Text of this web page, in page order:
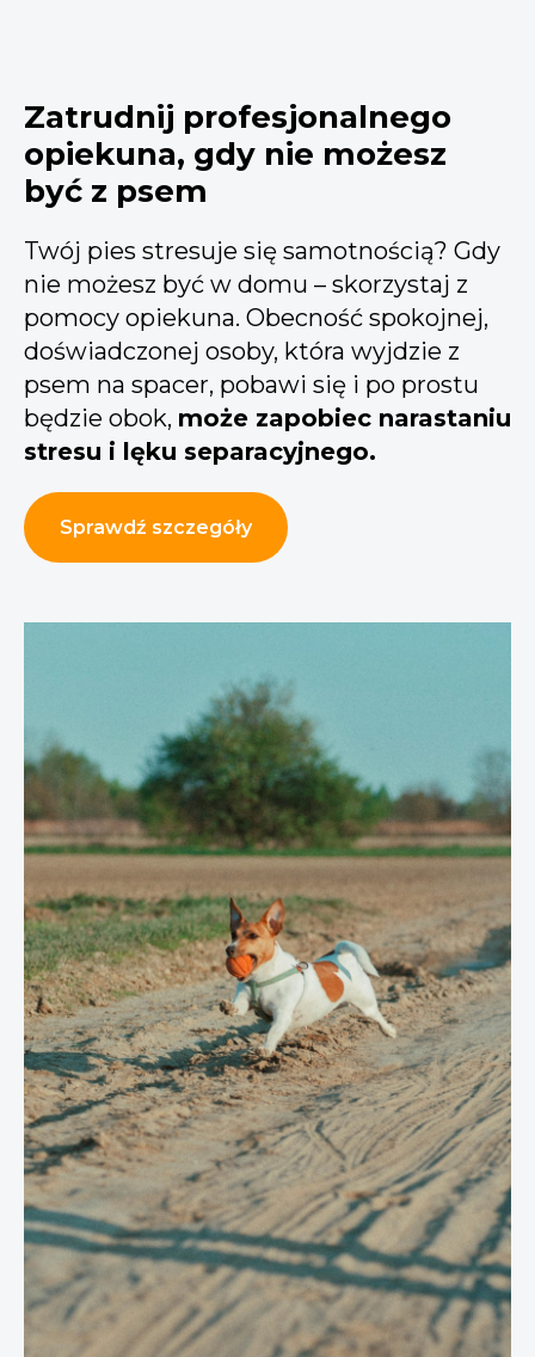
Zatrudnij profesjonalnego
opiekuna, gdy nie możesz
być z psem
Twój pies stresuje się samotnością? Gdy
nie możesz być w domu – skorzystaj z
pomocy opiekuna. Obecność spokojnej,
doświadczonej osoby, która wyjdzie z
psem na spacer, pobawi się i po prostu
będzie obok, może zapobiec narastaniu
stresu i lęku separacyjnego.
Sprawdź szczegóły